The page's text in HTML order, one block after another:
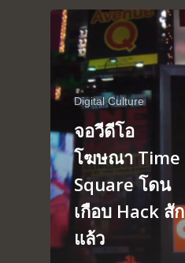
Digital Culture
จอวีดีโอ
โฆษณา Time
Square โดน
เกือบ Hack สัก
แล้ว